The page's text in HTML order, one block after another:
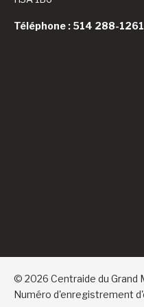
Téléphone : 514 288-1261
© 2026 Centraide du Grand
Numéro d'enregistrement